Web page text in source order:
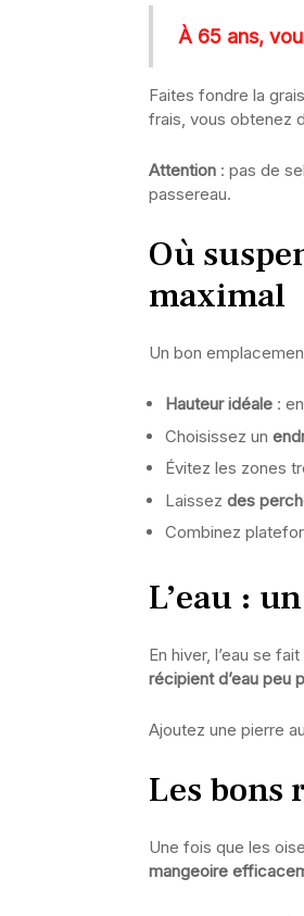
À 65 ans,
Faites fondre la
frais, vous obtenez
Attention : pas de
passereau.
Où
maximal
Un bon
Hauteur idéale :
Choisissez un
Évitez les zones
Laissez des
Combinez
L’eau :
En hiver, l’eau se
récipient d’eau peu
Ajoutez une pierre
Les bons
Une fois que les
mangeoire